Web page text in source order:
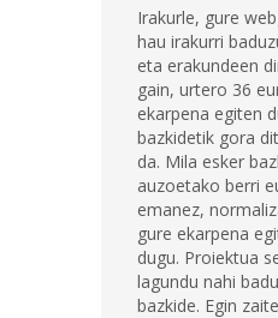
Irakurle, gure
hau irakurri
eta erakundeen
gain, urtero 36
ekarpena egiten
bazkidetik gora
da. Mila esker
auzoetako berri
emanez,
gure ekarpena
dugu. Proiektua
lagundu nahi
bazkide. Egin